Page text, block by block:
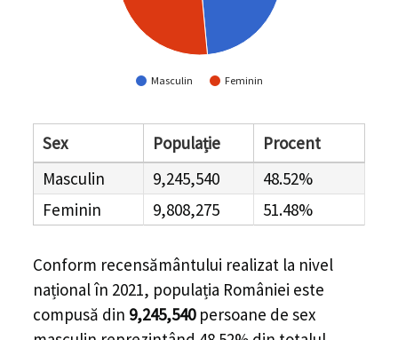
Masculin Feminin
Sex Populație
Procent
Masculin
9,245,540
48.52%
Feminin
9,808,275 51.48%
Conform recensământului realizat la nivel
național în 2021, populația României este
compusă din 9,245,540 persoane de sex